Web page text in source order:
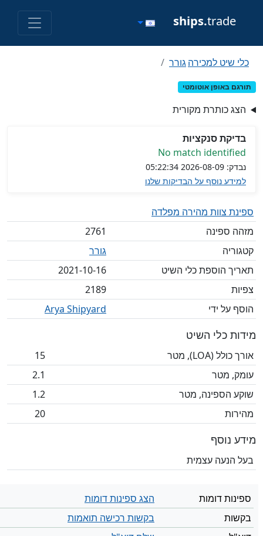
ships.trade
כלי שיט למכירהגורר
תורגם באופן אוטומטי
הצג כותרת מקורית
בדיקת סנקציות
No match identified
נבדק: 2026-08-09 05:22:34
למידע נוסף על הבדיקות שלנו
ספינת צוות מהירה מפלדה
מזהה ספינה
2761
קטגוריה
גורר
תאריך הוספת כלי השיט
2021-10-16
צפיות
2189
הוסף על ידי
Arya Shipyard
מידות כלי השיט
אורך כולל (LOA), מטר
15
עומק, מטר
2.1
שוקע הספינה, מטר
1.2
מהירות
20
מידע נוסף
בעל הנעה עצמית
ספינות דומות
הצג ספינות דומות
בקשות
בקשות רכישה תואמות